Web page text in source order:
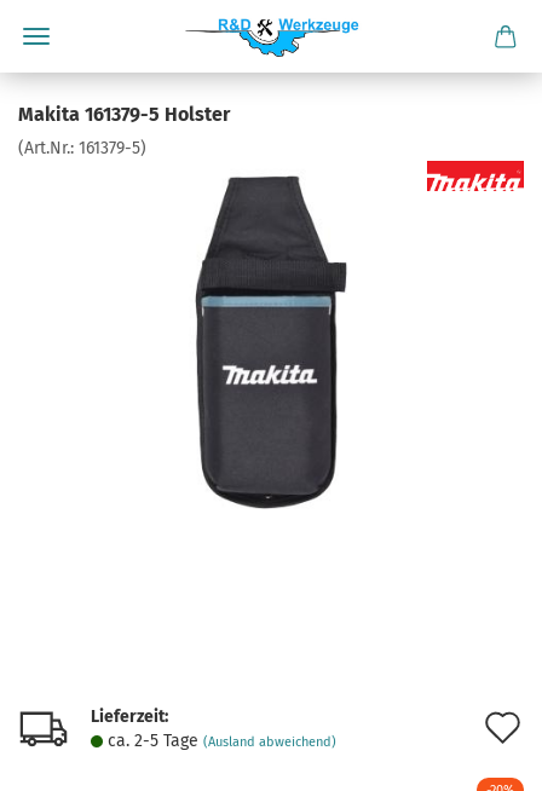
Makita 161379-5 Holster
(Art.Nr.: 161379-5)
Lieferzeit:
ca. 2-5 Tage (Ausland abweichend)